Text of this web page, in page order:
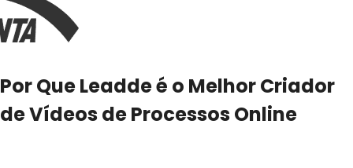
Por Que Leadde é o Melhor Criador
de Vídeos de Processos Online